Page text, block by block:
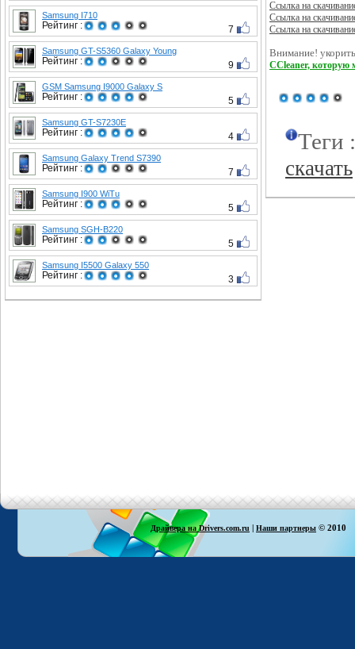
Samsung I710
Рейтинг : 7
Samsung GT-S5360 Galaxy Young
Рейтинг : 9
GSM Samsung I9000 Galaxy S
Рейтинг : 5
Samsung GT-S7230E
Рейтинг : 4
Samsung Galaxy Trend S7390
Рейтинг : 7
Samsung I900 WiTu
Рейтинг : 5
Samsung SGH-B220
Рейтинг : 5
Samsung I5500 Galaxy 550
Рейтинг : 3
Ссылка на
Ссылка на
Ссылка на
Внимание!
CCleaner, которую
Теги
скачать
Драйвера на Drivers.com.ru | Наши партнеры © 2010